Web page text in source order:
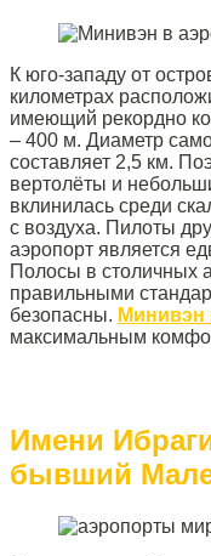
К юго-западу от
километрах
имеющий рекордно
– 400 м. Диаметр
составляет 2,5 км.
вертолёты и
вклинилась среди
с воздуха. Пилоты
аэропорт является
Полосы в столичных
правильными
безопасны. Минивэн
максимальным
Имени
бывший